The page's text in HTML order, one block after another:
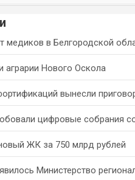
медиков в Белгородской
аграрии Нового Оскола
вынесли
цифровые собрания
ЖК за 750 млрд рублей
Министерство